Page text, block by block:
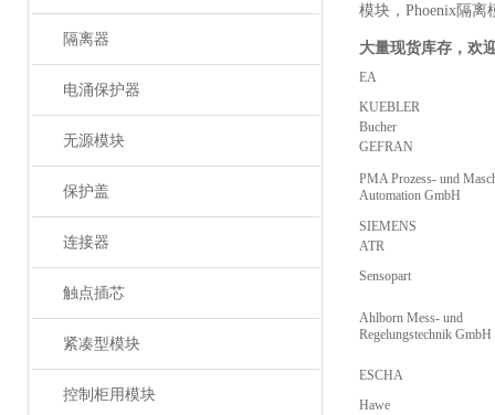
隔离器
电涌保护器
无源模块
保护盖
连接器
触点插芯
紧凑型模块
控制柜用模块
模块，Phoenix隔离
大量现货库存，欢
EA
KUEBLER
Bucher
GEFRAN
PMA Prozess- und
Automation GmbH
SIEMENS
ATR
Sensopart
Ahlborn Mess- und
Regelungstechnik GmbH
ESCHA
Hawe